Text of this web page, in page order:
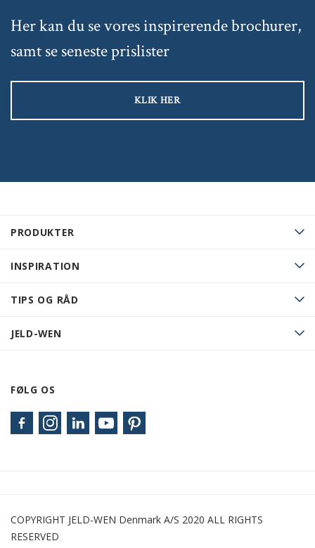
PRODUKTER
INSPIRATION
TIPS OG RÅD
JELD-WEN
FØLG OS
Her kan du se vores inspirerende brochurer,
samt se seneste prislister
KLIK HER
COPYRIGHT JELD-WEN Denmark A/S 2020 ALL RIGHTS
RESERVED